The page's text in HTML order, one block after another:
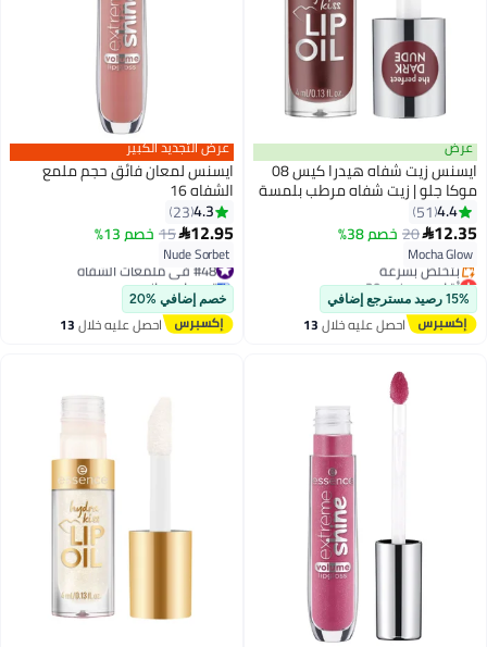
عرض
ايسنس زيت شفاه هيدرا كيس 08
موكا جلو | زيت شفاه مرطب بلمسة
لامعة | تركيبة مغذية خفيفة الوزن
مع زيوت | لمعان سلس لشفاه
مرطبة | خالي من التجارب على
الحيوانات
4.4
51
12.35
20 خصم 38%
Mocha Glow
أقل سعر في 30 يوم
توصيل مجاني
بتخلّص بسرعة
أقل سعر في 30 يوم
15% رصيد مسترجع إضافي
احصل عليه خلال13
عرض التجديد الكبير
ايسنس لمعان فائق حجم ملمع
الشفاه 16
4.3
23
12.95
15 خصم 13%
Nude Sorbet
#48 في ملمعات الشفاه
توصيل مجاني
#48 في ملمعات الشفاه
خصم إضافي %20
احصل عليه خلال13